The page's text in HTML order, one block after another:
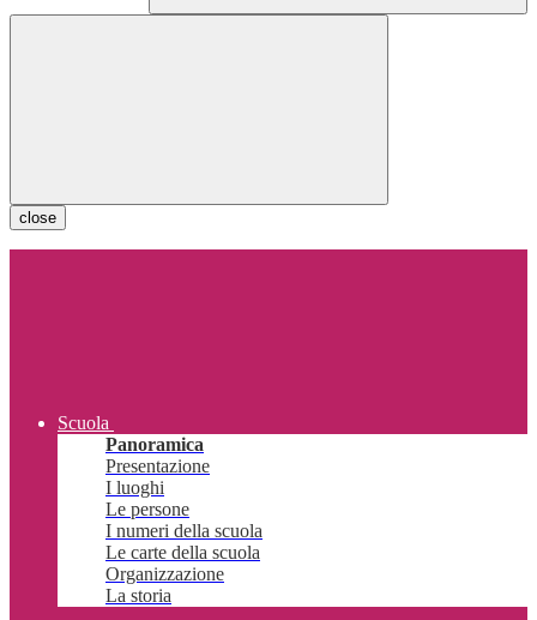
close
Scuola
Panoramica
Presentazione
I luoghi
Le persone
I numeri della scuola
Le carte della scuola
Organizzazione
La storia